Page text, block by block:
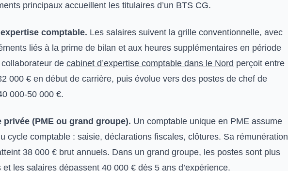
principaux accueillent les titulaires d’un BTS CG.
comptable. Les salaires suivent la grille conventionnelle, avec
liés à la prime de bilan et aux heures supplémentaires en période
de cabinet d’expertise comptable dans le Nord perçoit entre
000 € en début de carrière, puis évolue vers des postes de chef de
000-50 000 €.
privée (PME ou grand groupe). Un comptable unique en PME assume
cycle comptable : saisie, déclarations fiscales, clôtures. Sa rémunération
38 000 € brut annuels. Dans un grand groupe, les postes sont plus
et les salaires dépassent 40 000 € dès 5 ans d’expérience.